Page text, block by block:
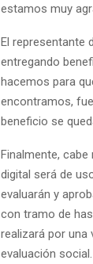
estamos muy
El representante
entregando
hacemos para
encontramos,
beneficio se
Finalmente,
digital será de
evaluarán y
con tramo de
realizará por una
evaluación